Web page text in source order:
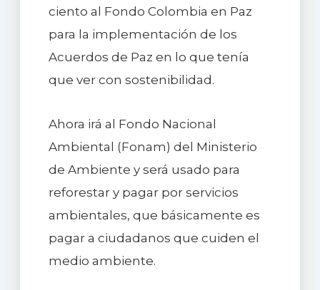
ciento al Fondo Colombia en Paz
para la implementación de los
Acuerdos de Paz en lo que tenía
que ver con sostenibilidad.
Ahora irá al Fondo Nacional
Ambiental (Fonam) del Ministerio
de Ambiente y será usado para
reforestar y pagar por servicios
ambientales, que básicamente es
pagar a ciudadanos que cuiden el
medio ambiente.